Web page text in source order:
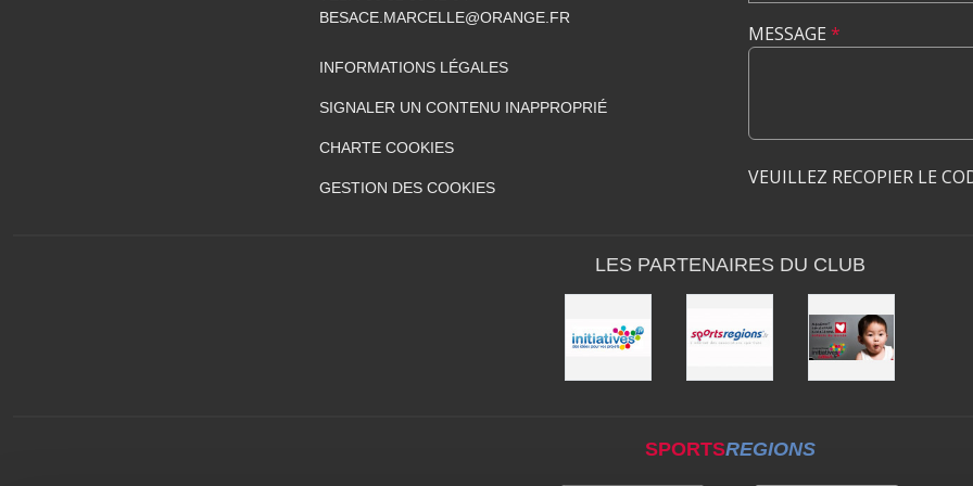
BESACE.MARCELLE@ORANGE.FR
INFORMATIONS LÉGALES
SIGNALER UN CONTENU INAPPROPRIÉ
CHARTE COOKIES
GESTION DES COOKIES
MESSAGE *
VEUILLEZ RECOPIER LE
LES PARTENAIRES DU CLUB
SPORTSREGIONS